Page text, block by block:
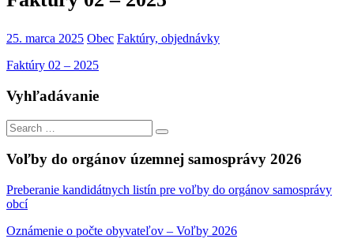
25. marca 2025 Obec Faktúry, objednávky
Faktúry 02 – 2025
Vyhľadávanie
Search
for:
Search
Voľby do orgánov územnej samosprávy 2026
Preberanie kandidátnych listín pre voľby do orgánov samosprávy
obcí
Oznámenie o počte obyvateľov – Voľby 2026